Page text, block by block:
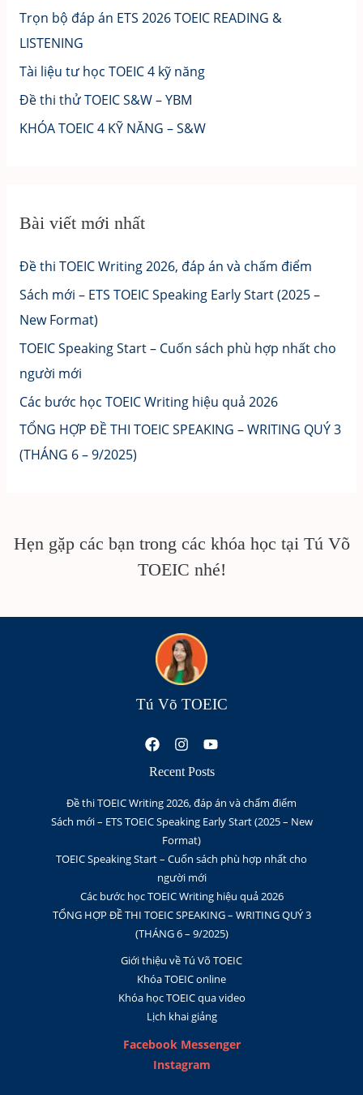
Trọn bộ đáp án ETS 2026 TOEIC READING &
LISTENING
Tài liệu tư học TOEIC 4 kỹ năng
Đề thi thử TOEIC S&W – YBM
KHÓA TOEIC 4 KỸ NĂNG – S&W
Bài viết mới nhất
Đề thi TOEIC Writing 2026, đáp án và chấm điểm
Sách mới – ETS TOEIC Speaking Early Start (2025 –
New Format)
TOEIC Speaking Start – Cuốn sách phù hợp nhất cho
người mới
Các bước học TOEIC Writing hiệu quả 2026
TỔNG HỢP ĐỀ THI TOEIC SPEAKING – WRITING QUÝ 3
(THÁNG 6 – 9/2025)
Hẹn gặp các bạn trong các khóa học tại Tú Võ
TOEIC nhé!
Tú Võ TOEIC
Recent Posts
Đề thi TOEIC Writing 2026, đáp án và chấm điểm
Sách mới – ETS TOEIC Speaking Early Start (2025 – New
Format)
TOEIC Speaking Start – Cuốn sách phù hợp nhất cho
người mới
Các bước học TOEIC Writing hiệu quả 2026
TỔNG HỢP ĐỀ THI TOEIC SPEAKING – WRITING QUÝ 3
(THÁNG 6 – 9/2025)
Giới thiệu về Tú Võ TOEIC
Khóa TOEIC online
Khóa học TOEIC qua video
Lịch khai giảng
Facebook Messenger
Instagram